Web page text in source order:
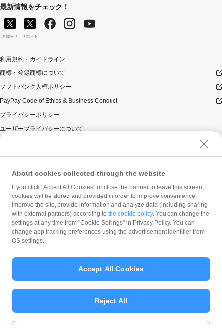
式ストアでも利用可能です。出金・譲渡は不可となりま
PayPayボーナスの付与は、原則として、対象のお支払方
法によるお支払いの翌日から起算して30日後に実施いた
合等により付与時期が遅くなる場合があります。
禁止事項等について
以下のいずれかに該当する場合は本キャンペーンの適用
対象外とします。万一、本キャンペーンによる付与を行
った後にお客様が以下のいずれかに該当することが判明
した場合、お客様に対する本キャンペーンによるPayPay
ボーナスの付与は全て取り消されます。
景品の取得に関し、一定期間の取引・キャンセル等の
状況により不正行為が行われたとPayPay株式会社が
を停止または解除した場合。
PayPay残高利用規約その他PayPay株式会社の利用規
約に違反する行為があった場合、またはそのおそれが
あると同社が判断した場合。
お一人様が複数のPayPayアカウントを利用した場
合。
通常1回の決済にて支払うべき商品等代金を、複数回
に分割して決済することにより景品付与を受けた場
一定期間の取引・キャンセル等の状況によりPayPay株式
加盟店による自己取引の可能性があるとPayPay株式会社
最新情報をチェック！
お知らせ サポート
利用規約・ガイドライン
商標・登録商標について
ソフトバンク人権ポリシー
PayPay Code of Ethics & Business Conduct
プライバシーポリシー
ユーザープライバシーについて
ウェブサイト利用規約
反社会的勢力に対する方針
勧誘方針
マネロン等基本方針
カスタマーハラスメントに関する当社の考え方
© PayPay Corporation
About cookies collected through the website
If you click "Accept All Cookies" or close the banner to leave this screen,
cookies will be stored and provided in order to improve convenience,
improve the site, provide information and analyze data (including sharing
with external partners) according to the cookie policy. You can change the
settings at any time from "Cookie Settings" in Privacy Policy. You can
change app tracking preferences using the advertisement identifier from
OS settings.
Reject All
Accept All Cookies